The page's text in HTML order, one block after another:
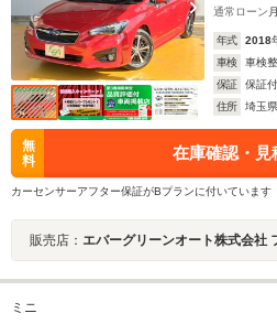
通常ローン
年式 2018
車検
車検
保証
保証付
住所
埼玉
無
料
在庫確認・見
カーセンサーアフター保証がBプランに付いています
販売店： エバーグリーンオート株式会社
ミニ